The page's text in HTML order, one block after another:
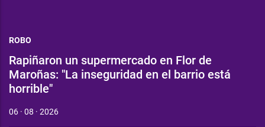
ROBO
Rapiñaron un supermercado en Flor de
Maroñas: "La inseguridad en el barrio está
horrible"
06 · 08 · 2026